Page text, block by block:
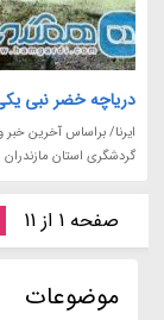
دریاچه خضر نبی
ایرنا/ براساس آخرین
گردشگری استان
صفحه 1 از 11
موضوعات